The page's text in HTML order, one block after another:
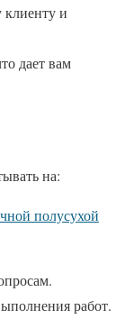
и
дает вам
на:
полусухой
работ.